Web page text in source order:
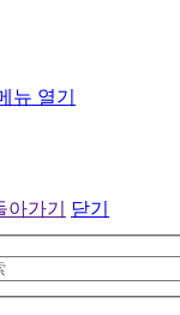
뉴 열기
가기
닫기